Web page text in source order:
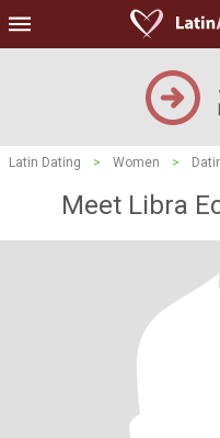
Latin Dating > Women >
Meet Libra